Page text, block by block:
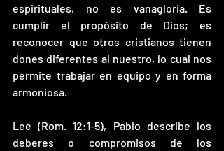
espirituales, no es vanagloria. Es
cumplir el propósito de Dios; es
reconocer que otros cristianos tienen
dones diferentes al nuestro, lo cual nos
permite trabajar en equipo y en forma
armoniosa.
Lee (Rom. 12:1-5), Pablo describe los
deberes o compromisos de los